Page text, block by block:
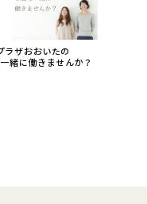
ラザおおいたの
緒に働きませんか？